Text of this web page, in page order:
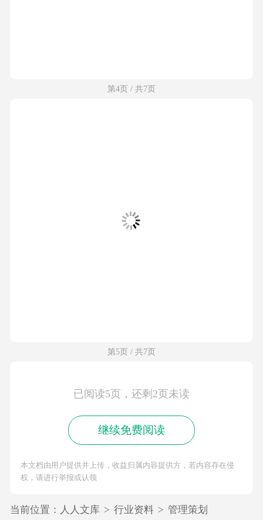
第4页 / 共7页
第5页 / 共7页
已阅读5页，还剩2页未读
继续免费阅读
本文档由用户提供并上传，收益归属内容提供方，若内容存在侵
权，请进行举报或认领
当前位置： 人人文库 > 行业资料 > 管理策划